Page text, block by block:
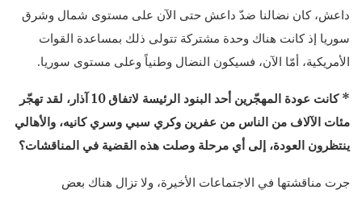
داعش، كان نضالنا ضدّ داعش حتى الآن على مستوى شمال وشرق
سوريا إذ كانت هناك وحدة مشتركة تتولى ذلك بمساعدة القوات
الأمريكية، أمّا الآن، فسيكون النضال وطنياً وعلى مستوى سوريا.
* كانت عودة المهجّرين أحد البنود الرئيسة لاتفاق 10 آذار، لقد تهجّر
مئات الآلاف من الناس من عفرين وكري سبي وسري كانيه، والأهالي
ينتظرون العودة، إلى أي مرحلة وصلت هذه القضية في المناقشات؟
جرت مناقشتها في الاجتماعات الأخيرة، ولا تزال هناك بعض